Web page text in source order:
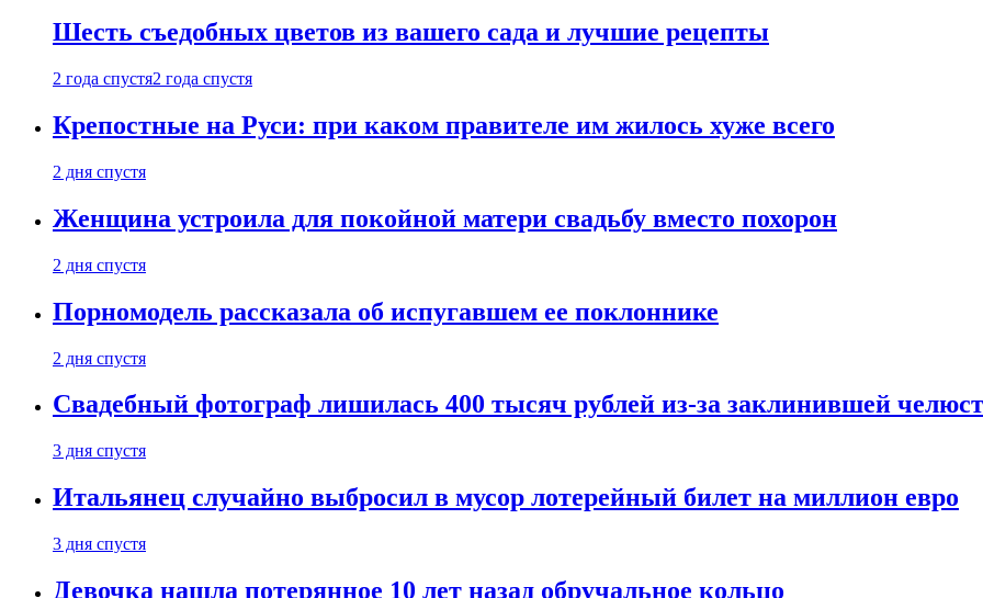
Шесть съедобных цветов из вашего сада и лучшие рецепты
2 года спустя2 года спустя
Крепостные на Руси: при каком правителе им жилось хуже всего
2 дня спустя
Женщина устроила для покойной матери свадьбу вместо похорон
2 дня спустя
Порномодель рассказала об испугавшем ее поклоннике
2 дня спустя
Свадебный фотограф лишилась 400 тысяч рублей из-за заклинившей
3 дня спустя
Итальянец случайно выбросил в мусор лотерейный билет на миллион евро
3 дня спустя
Девочка нашла потерянное 10 лет назад обручальное кольцо